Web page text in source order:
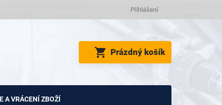
Přihlášení
NÁKUPNÍ
KOŠÍK
Prázdný košík
A VRÁCENÍ ZBOŽÍ